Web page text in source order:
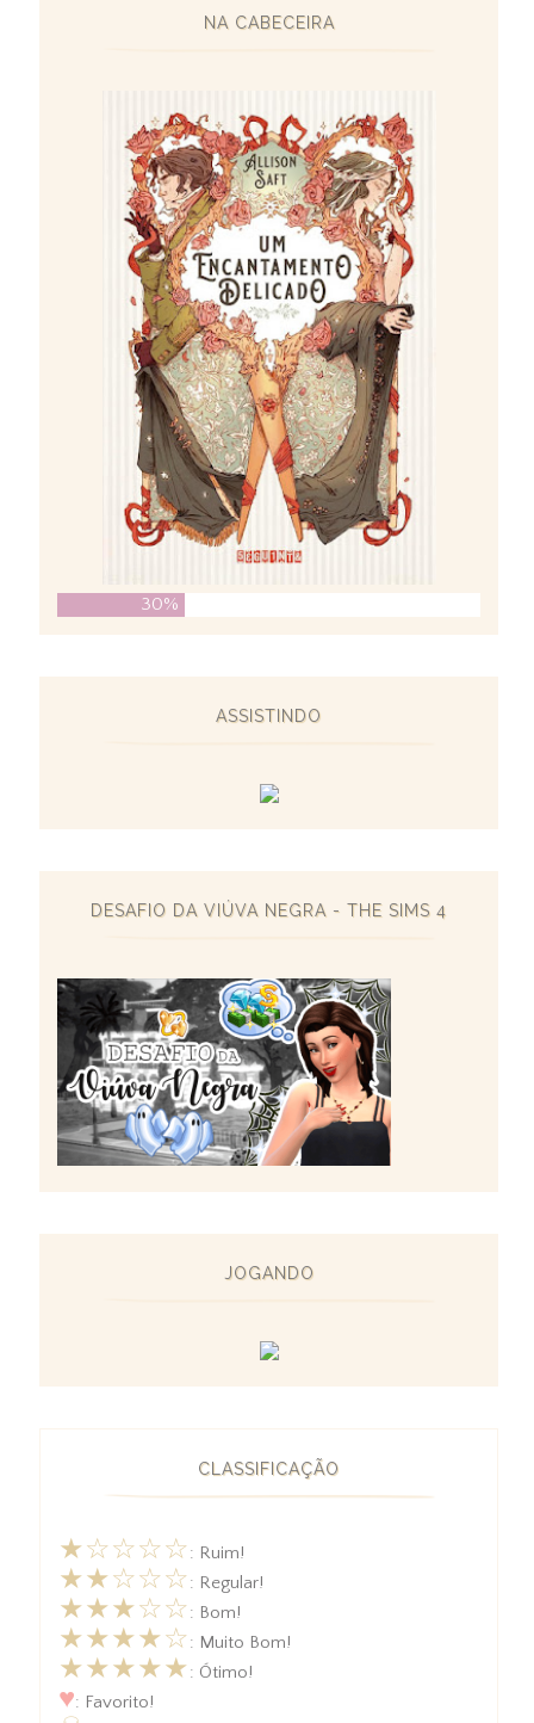
NA CABECEIRA
30%
ASSISTINDO
DESAFIO DA VIÚVA NEGRA - THE SIMS 4
JOGANDO
CLASSIFICAÇÃO
★☆☆☆☆: Ruim!
★★☆☆☆: Regular!
★★★☆☆: Bom!
★★★★☆: Muito Bom!
★★★★★: Ótimo!
♥: Favorito!